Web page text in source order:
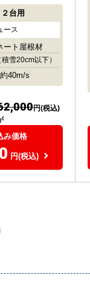
２台用
ース
ート屋根材
積雪20cm以下）
40m/s
円(税込)
み価格
円(税込)